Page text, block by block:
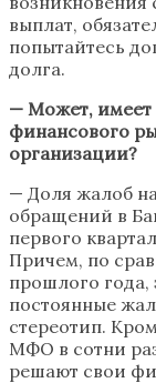
выплат,
попытайтесь
долга.
— Может,
финансового
организации?
— Доля жалоб
обращений в
первого
Причем, по
прошлого года,
постоянные
стереотип.
МФО в сотни
решают свои